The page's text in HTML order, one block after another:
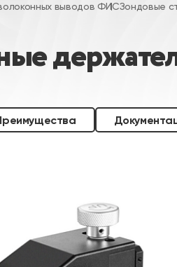
выводов ФИСЗондовые